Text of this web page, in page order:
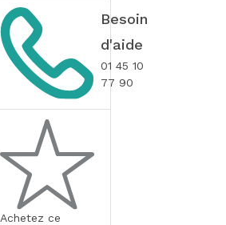
Besoin
d'aide
01 45 10
77 90
Achetez ce